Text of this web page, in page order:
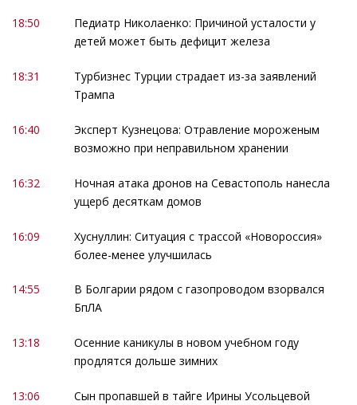
18:50
Педиатр Николаенко: Причиной усталости у
детей может быть дефицит железа
18:31
Турбизнес Турции страдает из-за заявлений
Трампа
16:40
Эксперт Кузнецова: Отравление мороженым
возможно при неправильном хранении
16:32
Ночная атака дронов на Севастополь нанесла
ущерб десяткам домов
16:09
Хуснуллин: Ситуация с трассой «Новороссия»
более-менее улучшилась
14:55
В Болгарии рядом с газопроводом взорвался
БпЛА
13:18
Осенние каникулы в новом учебном году
продлятся дольше зимних
13:06
Сын пропавшей в тайге Ирины Усольцевой